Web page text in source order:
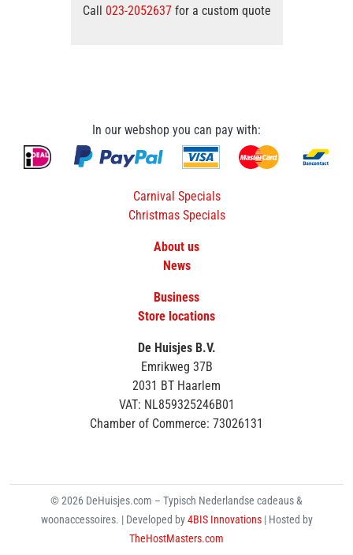
Call 023-2052637for a custom quote
In our webshop you can pay with:
Carnival Specials
Christmas Specials
About us
News
Business
Store locations
De Huisjes B.V.
Emrikweg 37B
2031 BT Haarlem
VAT: NL859325246B01
Chamber of Commerce: 73026131
© 2026 DeHuisjes.com – Typisch Nederlandse cadeaus &
woonaccessoires. | Developed by4BIS Innovations | Hosted by
TheHostMasters.com